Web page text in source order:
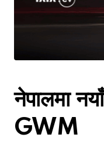
नेपालमा
GWM